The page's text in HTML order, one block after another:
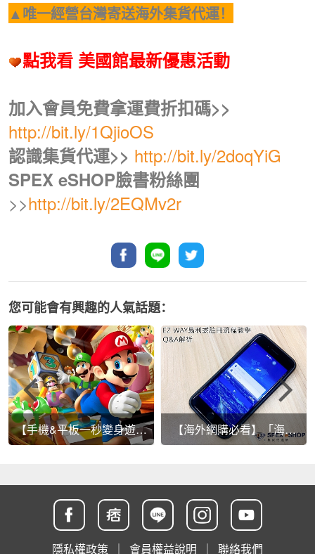
▲唯一經營台灣寄送海外集貨代運！
點我看 美國館最新優惠活動
加入會員免費拿運費折扣碼>>
http://bit.ly/1QjioOS
認識集貨代運>> http://bit.ly/2doqYiG
SPEX eSHOP臉書粉絲團
>>http://bit.ly/2EQMv2r
您可能會有興趣的人氣話題：
【手機&平板一秒變身遊戲
【海外網購必看】「海外
程教學、Q&A解析~
隱私權政策
｜ 會員權益說明 ｜ 聯絡我們